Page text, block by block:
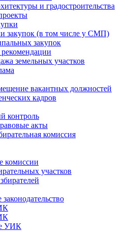
и градостроительства
закупок (в том числе у СМП)
закупок
земельных участков
вакантных должностей
кадров
контроль
акты
комиссия
комиссии
участков
УИК